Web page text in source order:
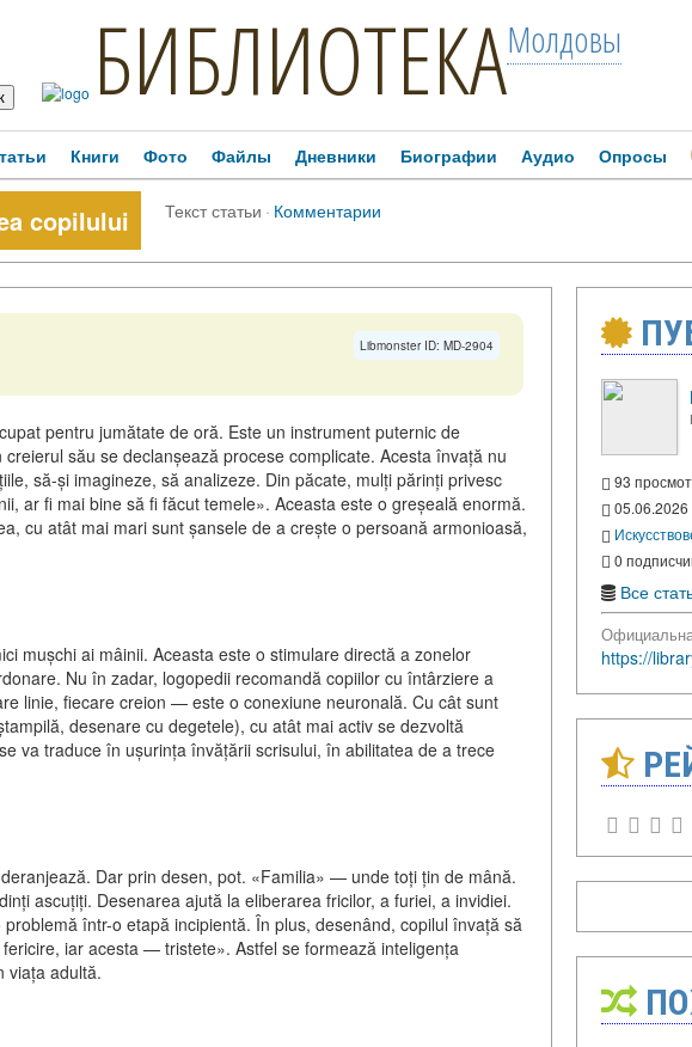
БИБЛИОТЕКАМолдовы
Книги Фото Файлы Дневники Биографии Аудио Опросы
copilului Текст статьи · Комментарии
Libmonster ID: MD-2904
pentru jumătate de oră. Este un instrument puternic de
său se declanșează procese complicate. Acesta învață nu
să-și imagineze, să analizeze. Din păcate, mulți părinți privesc
ar fi mai bine să fi făcut temele». Aceasta este o greșeală enormă.
cu atât mai mari sunt șansele de a crește o persoană armonioasă,
mușchi ai mâinii. Aceasta este o stimulare directă a zonelor
Nu în zadar, logopedii recomandă copiilor cu întârziere a
linie, fiecare creion — este o conexiune neuronală. Cu cât sunt
desenare cu degetele), cu atât mai activ se dezvoltă
va traduce în ușurința învățării scrisului, în abilitatea de a trece
Dar prin desen, pot. «Familia» — unde toți țin de mână.
ascuțiți. Desenarea ajută la eliberarea fricilor, a furiei, a invidiei.
într-o etapă incipientă. În plus, desenând, copilul învață să
iar acesta — tristete». Astfel se formează inteligența
viața adultă.
93
0
Все
https://